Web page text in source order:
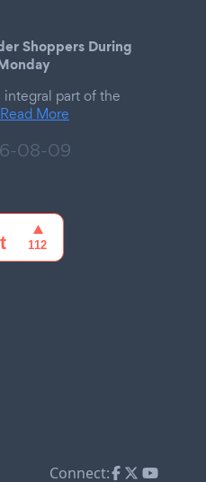
Shoppers During
part of the
Read More
08-09
Connect: